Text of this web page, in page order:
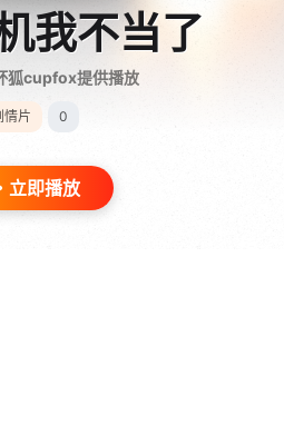
我不当了
狐cupfox提供播放
情片 0
立即播放